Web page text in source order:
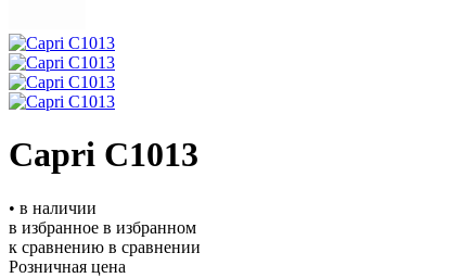
Capri C1013
• в наличии
в избранное в избранном
к сравнению в сравнении
Розничная цена